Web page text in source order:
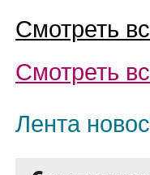
Смотреть
Смотреть
Лента